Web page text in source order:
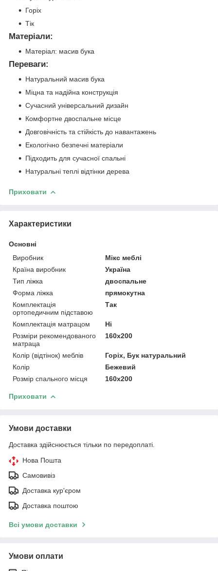
Горіх
Тік
Матеріали:
Матеріал: масив бука
Переваги:
Натуральний масив бука
Міцна та надійна конструкція
Сучасний універсальний дизайн
Комфортне двоспальне місце
Довговічність та стійкість до навантажень
Екологічно безпечні матеріали
Підходить для сучасної спальні
Натуральні теплі відтінки дерева
Приховати
Характеристики
Основні
Виробник
Мікс меблі
Країна виробник
Україна
Тип ліжка
двоспальне
Форма ліжка
прямокутна
Комплектація
ортопедичним підставою
Так
Комплектація матрацом
Ні
Розміри рекомендованого
матраца
160х200
Колір (відтінок) меблів
Горіх, Бук натуральний
Колір
Бежевий
Розмір спального місця
160х200
Приховати
Умови доставки
Доставка здійснюється тільки по передоплаті.
Нова Пошта
Самовивіз
Доставка кур'єром
Доставка поштою
Всі умови доставки
Умови оплати